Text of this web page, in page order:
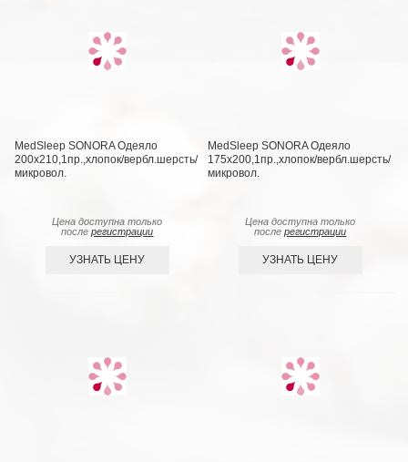
MedSleep SONORA Одеяло
200х210,1пр.,хлопок/вербл.шерсть/
микровол.
Цена доступна только
послерегистрации
УЗНАТЬ ЦЕНУ
MedSleep SONORA Одеяло
175х200,1пр.,хлопок/вербл.шерсть/
микровол.
Цена доступна только
послерегистрации
УЗНАТЬ ЦЕНУ